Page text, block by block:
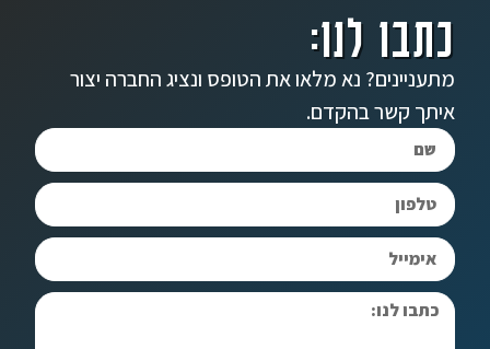
כתבו לנו:
מתעניינים? נא מלאו את הטופס ונציג החברה יצור
איתך קשר בהקדם.